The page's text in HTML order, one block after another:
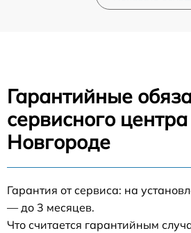
Гарантийные
сервисного
Новгороде
Гарантия от сервиса: на
— до 3 месяцев.
Что считается гарантийным